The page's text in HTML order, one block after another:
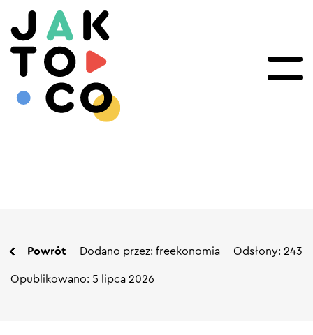
Powrót Dodano przez: freekonomia Odsłony: 243
Opublikowano: 5 lipca 2026